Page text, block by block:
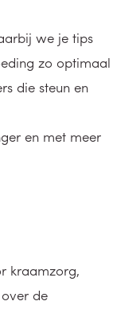
we je tips
zo optimaal
die steun en
en met meer
kraamzorg,
de